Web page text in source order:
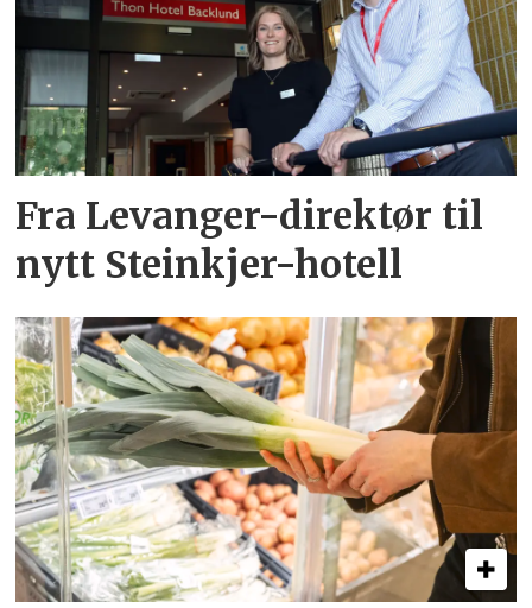
Fra Levanger-direktør til
nytt Steinkjer-hotell